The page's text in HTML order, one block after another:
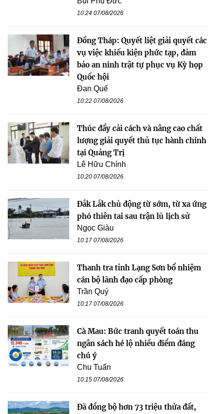
10:24 07/08/2026
Đồng Tháp: Quyết liệt giải quyết các
vụ việc khiếu kiện phức tạp, đảm
bảo an ninh trật tự phục vụ Kỳ họp
Quốc hội
Đan Quế
10:22 07/08/2026
Thúc đẩy cải cách và nâng cao chất
lượng giải quyết thủ tục hành chính
tại Quảng Trị
Lê Hữu Chính
10:20 07/08/2026
Đắk Lắk chủ động từ sớm, từ xa ứng
phó thiên tai sau trận lũ lịch sử
Ngọc Giàu
10:17 07/08/2026
Thanh tra tỉnh Lạng Sơn bổ nhiệm
cán bộ lãnh đạo cấp phòng
Trần Quý
10:17 07/08/2026
Cà Mau: Bức tranh quyết toán thu
ngân sách hé lộ nhiều điểm đáng
chú ý
Chu Tuấn
10:15 07/08/2026
Đã đồng bộ hơn 73 triệu thửa đất,